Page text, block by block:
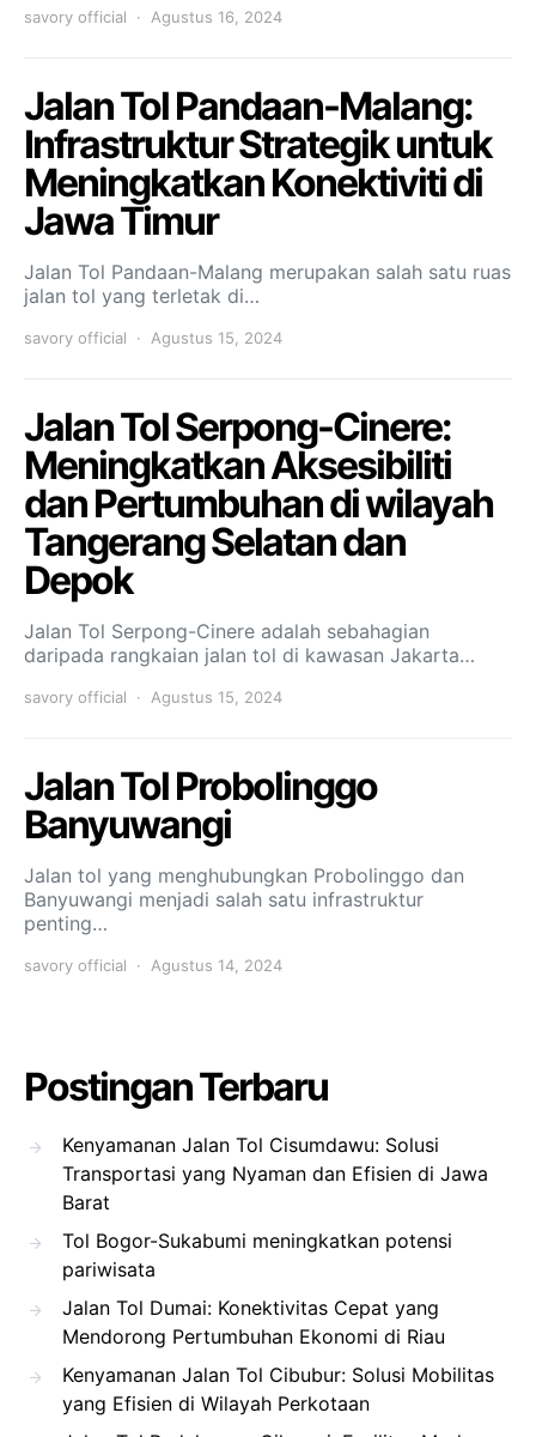
savory official Agustus 16, 2024
Jalan Tol Pandaan-Malang:
Infrastruktur Strategik untuk
Meningkatkan Konektiviti di
Jawa Timur
Jalan Tol Pandaan-Malang merupakan salah satu ruas
jalan tol yang terletak di…
savory official Agustus 15, 2024
Jalan Tol Serpong-Cinere:
Meningkatkan Aksesibiliti
dan Pertumbuhan di wilayah
Tangerang Selatan dan
Depok
Jalan Tol Serpong-Cinere adalah sebahagian
daripada rangkaian jalan tol di kawasan Jakarta…
savory official Agustus 15, 2024
Jalan Tol Probolinggo
Banyuwangi
Jalan tol yang menghubungkan Probolinggo dan
Banyuwangi menjadi salah satu infrastruktur
penting…
savory official Agustus 14, 2024
Postingan Terbaru
Kenyamanan Jalan Tol Cisumdawu: Solusi
Transportasi yang Nyaman dan Efisien di Jawa
Barat
Tol Bogor-Sukabumi meningkatkan potensi
pariwisata
Jalan Tol Dumai: Konektivitas Cepat yang
Mendorong Pertumbuhan Ekonomi di Riau
Kenyamanan Jalan Tol Cibubur: Solusi Mobilitas
yang Efisien di Wilayah Perkotaan